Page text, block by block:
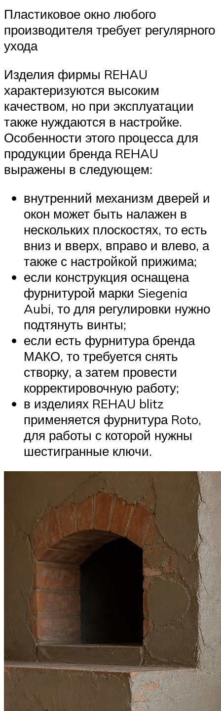
Пластиковое окно любого
производителя требует регулярного
ухода
Изделия фирмы REHAU
характеризуются высоким
качеством, но при эксплуатации
также нуждаются в настройке.
Особенности этого процесса для
продукции бренда REHAU
выражены в следующем:
внутренний механизм дверей и
окон может быть налажен в
нескольких плоскостях, то есть
вниз и вверх, вправо и влево, а
также с настройкой прижима;
если конструкция оснащена
фурнитурой марки Siegenia
Aubi, то для регулировки нужно
подтянуть винты;
если есть фурнитура бренда
МАКО, то требуется снять
створку, а затем провести
корректировочную работу;
в изделиях REHAU blitz
применяется фурнитура Roto,
для работы с которой нужны
шестигранные ключи.